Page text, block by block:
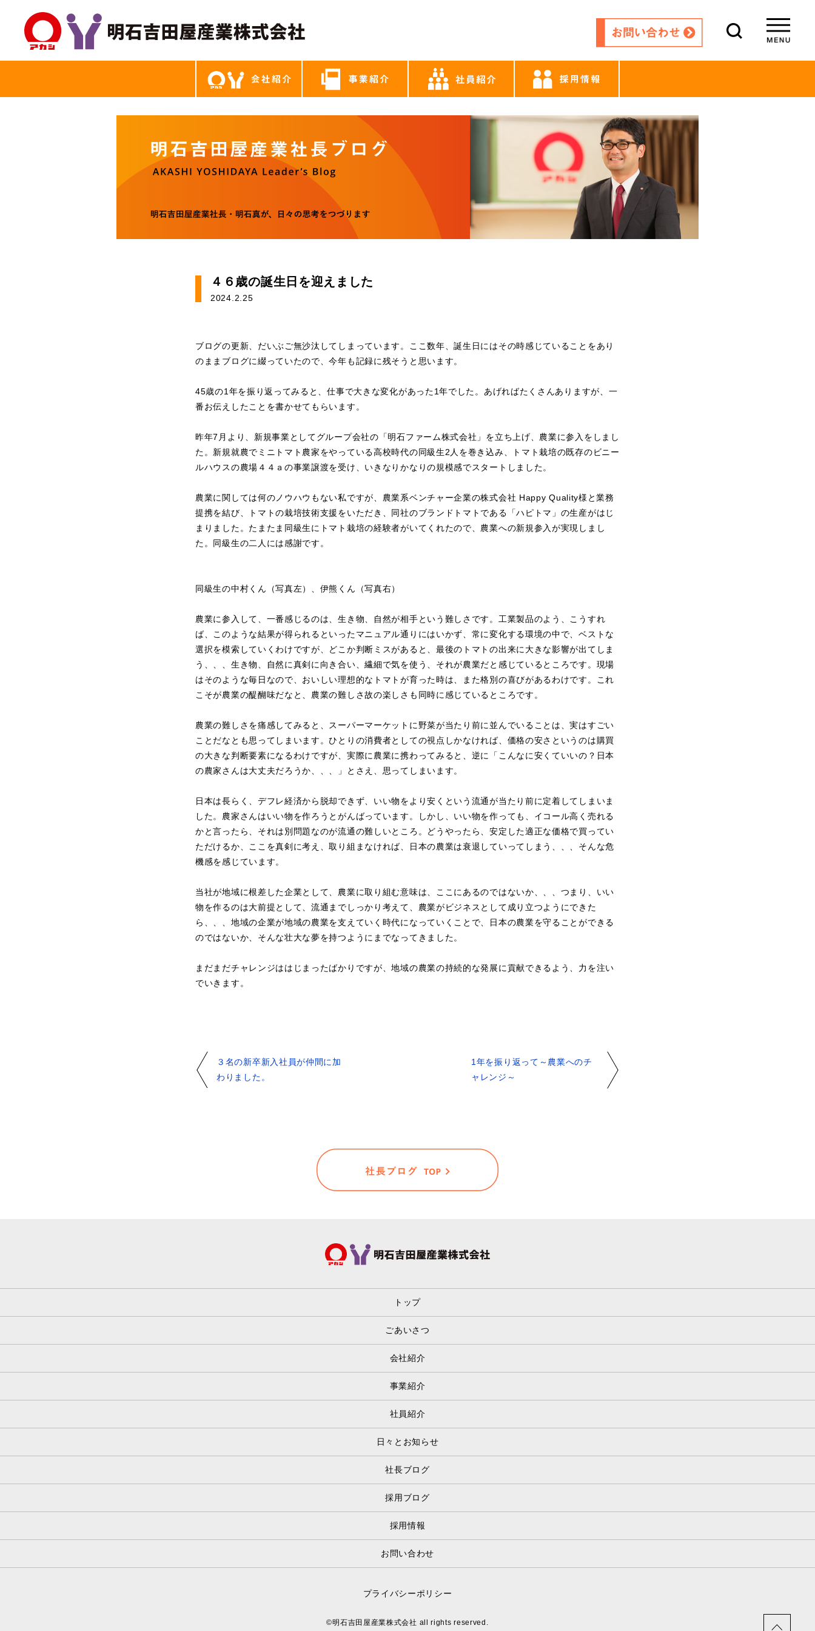
４６歳の誕生日を迎えました
2024.2.25
ブログの更新、だいぶご無沙汰してしまっています。ここ数年、誕生日にはその時感じていることをあり
のままブログに綴っていたので、今年も記録に残そうと思います。
45歳の1年を振り返ってみると、仕事で大きな変化があった1年でした。あげればたくさんありますが、一
番お伝えしたことを書かせてもらいます。
昨年7月より、新規事業としてグループ会社の「明石ファーム株式会社」を立ち上げ、農業に参入をしまし
た。新規就農でミニトマト農家をやっている高校時代の同級生2人を巻き込み、トマト栽培の既存のビニー
ルハウスの農場４４ａの事業譲渡を受け、いきなりかなりの規模感でスタートしました。
農業に関しては何のノウハウもない私ですが、農業系ベンチャー企業の株式会社 Happy Quality様と業務
提携を結び、トマトの栽培技術支援をいただき、同社のブランドトマトである「ハピトマ」の生産がはじ
まりました。たまたま同級生にトマト栽培の経験者がいてくれたので、農業への新規参入が実現しまし
た。同級生の二人には感謝です。
同級生の中村くん（写真左）、伊熊くん（写真右）
農業に参入して、一番感じるのは、生き物、自然が相手という難しさです。工業製品のよう、こうすれ
ば、このような結果が得られるといったマニュアル通りにはいかず、常に変化する環境の中で、ベストな
選択を模索していくわけですが、どこか判断ミスがあると、最後のトマトの出来に大きな影響が出てしま
う、、、生き物、自然に真剣に向き合い、繊細で気を使う、それが農業だと感じているところです。現場
はそのような毎日なので、おいしい理想的なトマトが育った時は、また格別の喜びがあるわけです。これ
こそが農業の醍醐味だなと、農業の難しさ故の楽しさも同時に感じているところです。
農業の難しさを痛感してみると、スーパーマーケットに野菜が当たり前に並んでいることは、実はすごい
ことだなとも思ってしまいます。ひとりの消費者としての視点しかなければ、価格の安さというのは購買
の大きな判断要素になるわけですが、実際に農業に携わってみると、逆に「こんなに安くていいの？日本
の農家さんは大丈夫だろうか、、、」とさえ、思ってしまいます。
日本は長らく、デフレ経済から脱却できず、いい物をより安くという流通が当たり前に定着してしまいま
した。農家さんはいい物を作ろうとがんばっています。しかし、いい物を作っても、イコール高く売れる
かと言ったら、それは別問題なのが流通の難しいところ。どうやったら、安定した適正な価格で買ってい
ただけるか、ここを真剣に考え、取り組まなければ、日本の農業は衰退していってしまう、、、そんな危
機感を感じています。
当社が地域に根差した企業として、農業に取り組む意味は、ここにあるのではないか、、、つまり、いい
物を作るのは大前提として、流通までしっかり考えて、農業がビジネスとして成り立つようにできた
ら、、、地域の企業が地域の農業を支えていく時代になっていくことで、日本の農業を守ることができる
のではないか、そんな壮大な夢を持つようにまでなってきました。
まだまだチャレンジははじまったばかりですが、地域の農業の持続的な発展に貢献できるよう、力を注い
でいきます。
３名の新卒新入社員が仲間に加
わりました。
1年を振り返って～農業へのチ
ャレンジ～
トップ
ごあいさつ
会社紹介
事業紹介
社員紹介
日々とお知らせ
社長ブログ
採用ブログ
採用情報
お問い合わせ
プライバシーポリシー
©明石吉田屋産業株式会社 all rights reserved.